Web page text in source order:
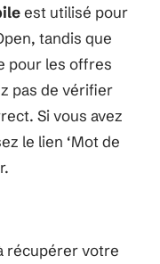
est utilisé pour
tandis que
pour les offres
pas de vérifier
Si vous avez
le lien ‘Mot de
récupérer votre